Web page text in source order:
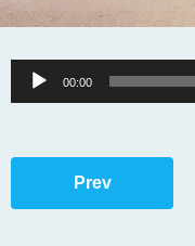
阅读文章
永生之道
其他语言
Audio
Player
00:00
Prev